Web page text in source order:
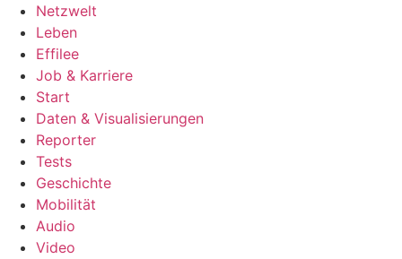
Netzwelt
Leben
Effilee
Job & Karriere
Start
Daten & Visualisierungen
Reporter
Tests
Geschichte
Mobilität
Audio
Video